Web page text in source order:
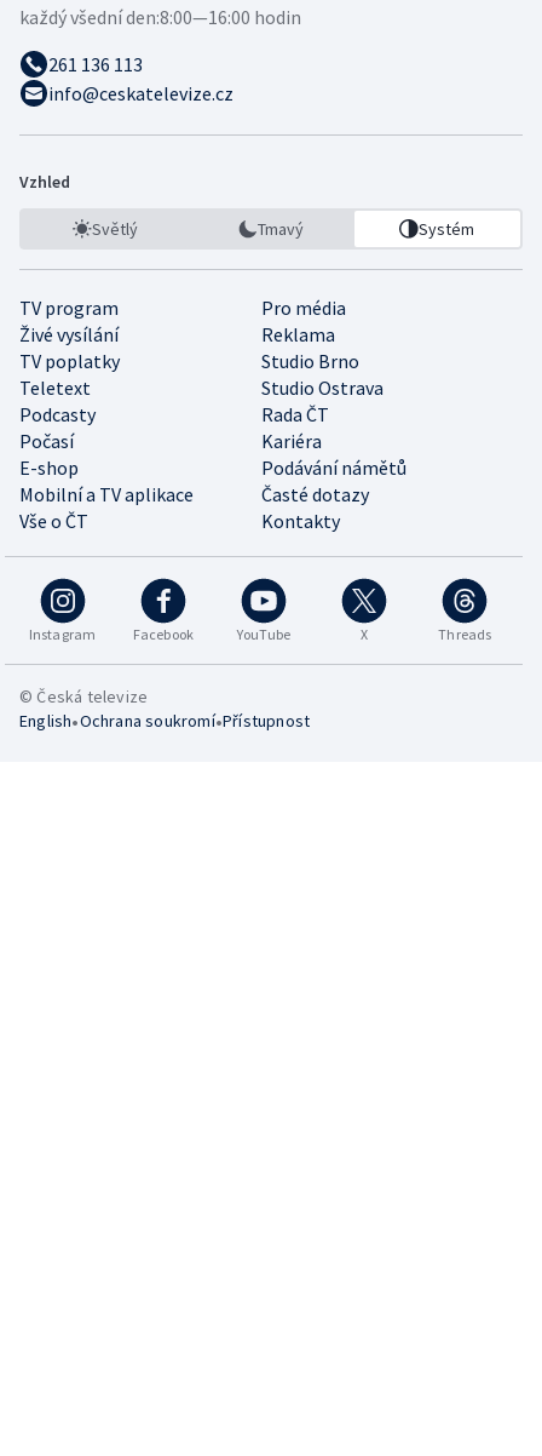
každý všední den:8:00—16:00 hodin
261 136 113
info@ceskatelevize.cz
Vzhled
Světlý Tmavý Systém
TV program
Pro média
Živé vysílání
Reklama
TV poplatky
Studio Brno
Teletext
Studio Ostrava
Podcasty
Rada ČT
Počasí
Kariéra
E-shop
Podávání námětů
Mobilní a TV aplikace
Časté dotazy
Vše o ČT
Kontakty
Instagram Facebook YouTube X Threads
© Česká televize
English•Ochrana soukromí•Přístupnost